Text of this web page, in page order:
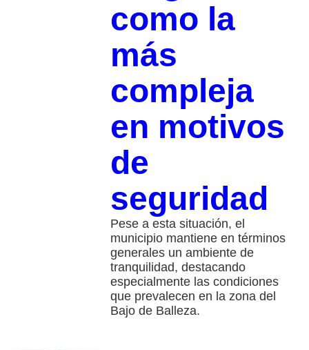
como la
más
compleja
en motivos
de
seguridad
Pese a esta situación, el
municipio mantiene en términos
generales un ambiente de
tranquilidad, destacando
especialmente las condiciones
que prevalecen en la zona del
Bajo de Balleza.